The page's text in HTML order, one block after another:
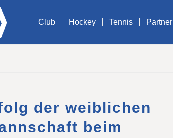
Club Hockey Tennis Partner
der weiblichen
beim